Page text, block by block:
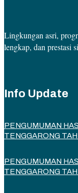
Lingkungan asri,
lengkap, dan prestasi
Info Update
PENGUMUMAN
TENGGARONG
PENGUMUMAN
TENGGARONG